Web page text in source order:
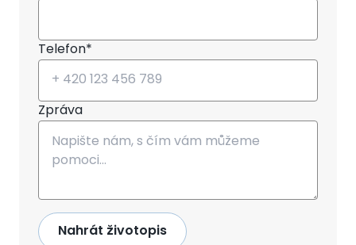
Telefon*
Zpráva
CV Nahrát životopis